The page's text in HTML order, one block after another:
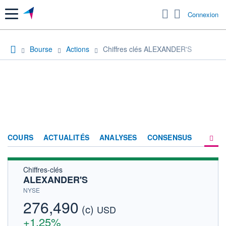
Menu Connexion
Bourse Actions Chiffres clés ALEXANDER'S
COURS ACTUALITÉS ANALYSES CONSENSUS
ACTIONNAIRES
Chiffres-clés
ALEXANDER'S
NYSE
276,490 (c) USD
+1,25%